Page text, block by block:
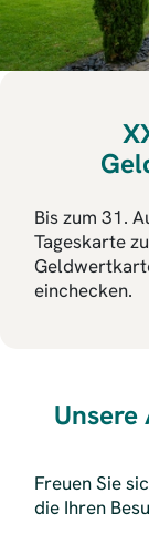
Bis zum 31.
Tageskarte
einchecken.
Freuen Sie
die Ihren